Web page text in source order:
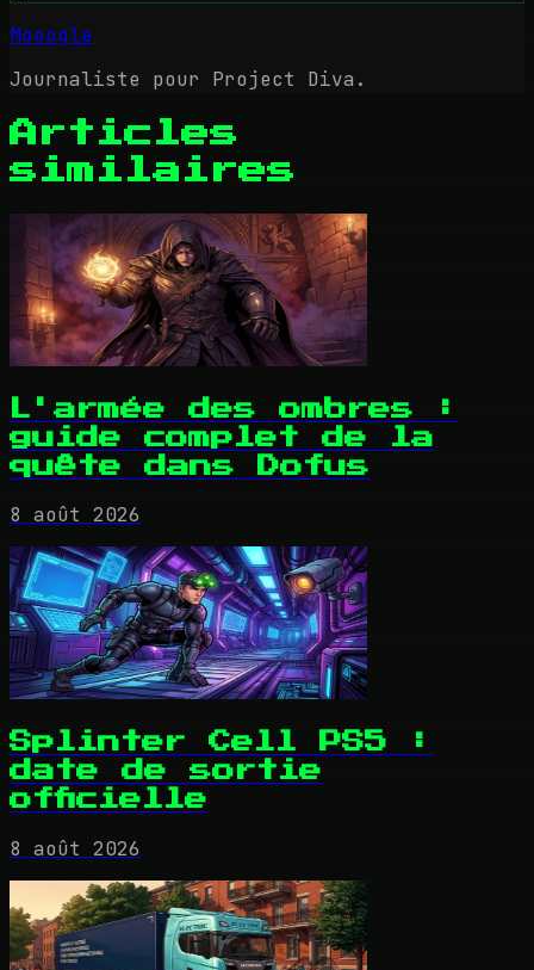
Mooogle
Journaliste pour Project Diva.
Articles
similaires
L'armée des ombres :
guide complet de la
quête dans Dofus
8 août 2026
Splinter Cell PS5 :
date de sortie
officielle
8 août 2026